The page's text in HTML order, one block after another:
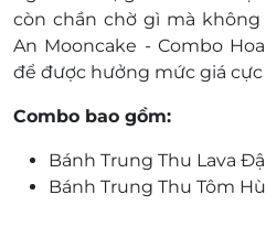
còn chần chờ gì mà không
An Mooncake - Combo
để được hưởng mức giá cực
Combo bao gồm:
Bánh Trung Thu Lava
Bánh Trung Thu Tôm